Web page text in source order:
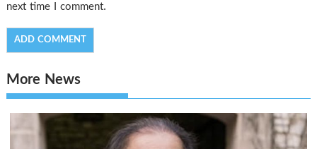
next time I comment.
More News